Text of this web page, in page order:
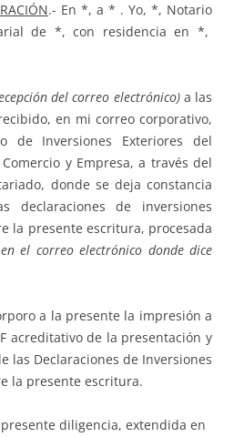
.- En *, a * . Yo, *, Notario
de *, con residencia en *,
del correo electrónico)a las
en mi correo corporativo,
de Inversiones Exteriores del
y Empresa, a través del
donde se deja constancia
declaraciones de inversiones
la presente escritura, procesada
el correo electrónico donde dice
a la presente la impresión a
acreditativo de la presentación y
las Declaraciones de Inversiones
la presente escritura.
diligencia, extendida en